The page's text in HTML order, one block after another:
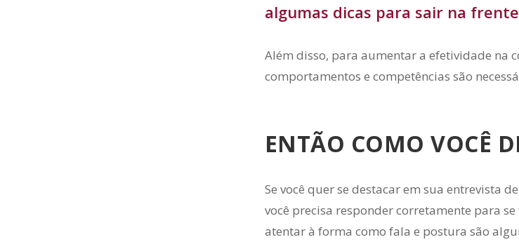
algumas dicas para sair na
Além disso, para aumentar a efetividade na
comportamentos e competências são
ENTÃO COMO VOCÊ
Se você quer se destacar em sua entrevista
você precisa responder corretamente para
atentar à forma como fala e postura são